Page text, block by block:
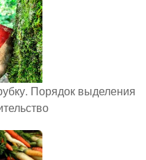
Порядок выделения